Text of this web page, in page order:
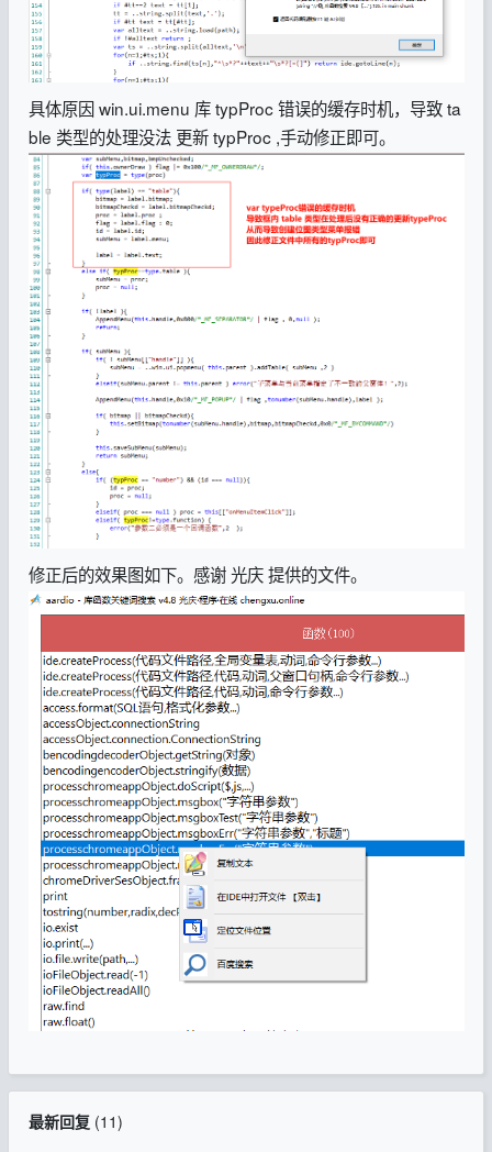
具体原因 win.ui.menu 库 typProc 错误的缓存时机，导致 ta
ble 类型的处理没法 更新 typProc ,手动修正即可。
修正后的效果图如下。感谢 光庆 提供的文件。
最新回复(11)